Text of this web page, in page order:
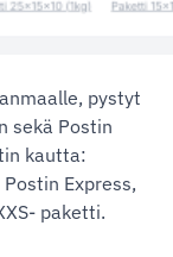
pystyt
sekä Postin
kautta:
Express,
paketti.